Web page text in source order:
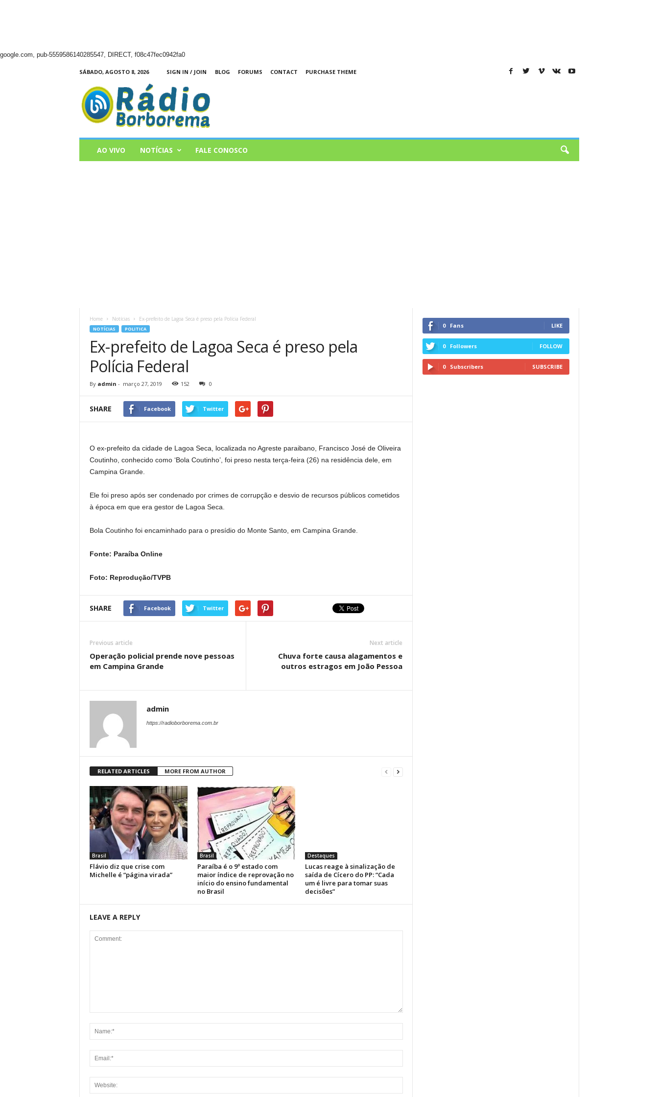
google.com, pub-5559586140285547, DIRECT, f08c47fec0942fa0
SÁBADO, AGOSTO 8, 2026 SIGN IN / JOIN BLOG FORUMS CONTACT
PURCHASE THEME
Borborema
AO VIVO NOTÍCIAS FALE CONOSCO
Home Notícias Ex-prefeito de Lagoa Seca é preso pela Polícia Federal
NOTÍCIAS POLITICA
Ex-prefeito de Lagoa Seca é preso pela
Polícia Federal
By admin - março 27, 2019 152 0
SHARE Facebook Twitter
O ex-prefeito da cidade de Lagoa Seca, localizada no Agreste paraibano, Francisco José de Oliveira
Coutinho, conhecido como ‘Bola Coutinho’, foi preso nesta terça-feira (26) na residência dele, em
Campina Grande.
Ele foi preso após ser condenado por crimes de corrupção e desvio de recursos públicos cometidos
à época em que era gestor de Lagoa Seca.
Bola Coutinho foi encaminhado para o presídio do Monte Santo, em Campina Grande.
Fonte: Paraíba Online
Foto: Reprodução/TVPB
SHARE Facebook Twitter
Previous article
Operação policial prende nove pessoas
em Campina Grande
Next article
Chuva forte causa alagamentos e
outros estragos em João Pessoa
admin
https://radioborborema.com.br
RELATED ARTICLES MORE FROM AUTHOR
Brasil
Flávio diz que crise com
Michelle é “página virada”
Brasil
Paraíba é o 9º estado com
maior índice de reprovação no
início do ensino fundamental
no Brasil
Destaques
Lucas reage à sinalização de
saída de Cícero do PP: “Cada
um é livre para tomar suas
decisões”
LEAVE A REPLY
0 Fans LIKE
0 Followers FOLLOW
0 Subscribers SUBSCRIBE